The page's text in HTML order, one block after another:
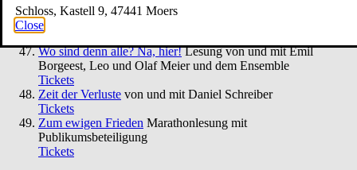
Schloss, Kastell 9, 47441 Moers
Close
Wo sind denn alle? – Matinée
Meier
Tickets
Wo sind denn alle? Na, hier! Lesung von und mit Emil
Borgeest, Leo und Olaf Meier und dem Ensemble
Tickets
Zeit der Verluste von und mit Daniel Schreiber
Tickets
Zum ewigen Frieden Marathonlesung mit
Publikumsbeteiligung
Tickets